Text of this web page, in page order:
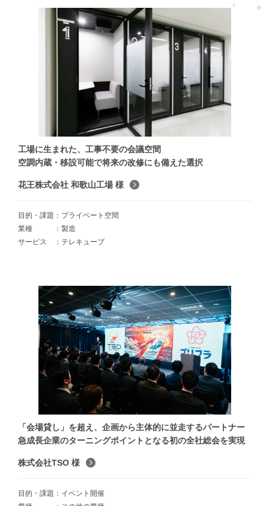
工場に生まれた、工事不要の会議空間
空調内蔵・移設可能で将来の改修にも備えた選択
花王株式会社 和歌山工場 様
目的・課題
プライベート空間
業種
製造
サービス
テレキューブ
「会場貸し」を超え、企画から主体的に並走するパートナー
急成長企業のターニングポイントとなる初の全社総会を実現
株式会社TSO 様
目的・課題
イベント開催